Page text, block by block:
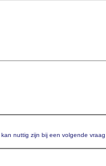
nuttig zijn bij een volgende